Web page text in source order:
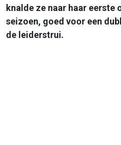
knalde ze naar haar eerste
seizoen, goed voor een
de leiderstrui.